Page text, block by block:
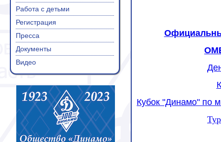
Работа с детьми
Регистрация
Пресса
Документы
Видео
Кубок "Динамо" по